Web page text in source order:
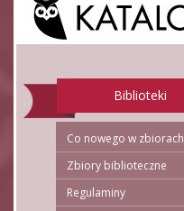
Biblioteki
Co nowego w zbiorach
Zbiory biblioteczne
Regulaminy